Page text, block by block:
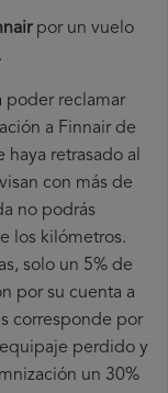
por un vuelo
poder reclamar
a Finnair de
haya retrasado al
con más de
no podrás
los kilómetros.
solo un 5% de
por su cuenta a
corresponde por
perdido y
un 30%